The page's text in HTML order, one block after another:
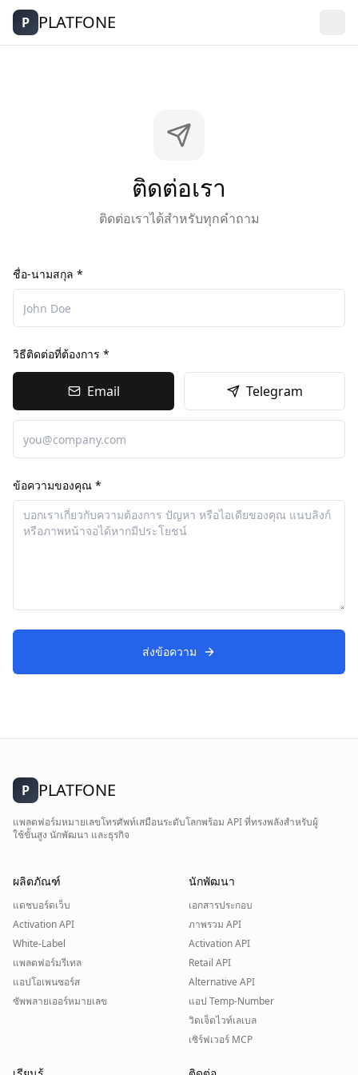
P PLATFONE
ติดต่อเรา
ติดต่อเราได้สำหรับทุกคำถาม
ชื่อ-นามสกุล *
วิธีติดต่อที่ต้องการ *
Email Telegram
ข้อความของคุณ *
ส่งข้อความ
P PLATFONE
แพลตฟอร์มหมายเลขโทรศัพท์เสมือนระดับโลกพร้อม API ที่ทรงพลังสำหรับผู้
ใช้ขั้นสูง นักพัฒนา และธุรกิจ
ผลิตภัณฑ์
แดชบอร์ดเว็บ
Activation API
White-Label
แพลตฟอร์มรีเทล
แอปโอเพนซอร์ส
ซัพพลายเออร์หมายเลข
นักพัฒนา
เอกสารประกอบ
ภาพรวม API
Activation API
Retail API
Alternative API
แอป Temp-Number
วิดเจ็ตไวท์เลเบล
เซิร์ฟเวอร์ MCP